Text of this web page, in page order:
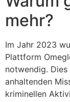
mehr?
Im Jahr 2023
Plattform
notwendig.
anhaltenden
kriminellen